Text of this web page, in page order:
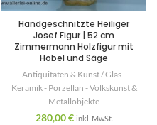
Handgeschnitzte Heiliger
Josef Figur | 52 cm
Zimmermann Holzfigur mit
Hobel und Säge
Antiquitäten & Kunst / Glas -
Keramik - Porzellan - Volkskunst &
Metallobjekte
280,00€ inkl. MwSt.